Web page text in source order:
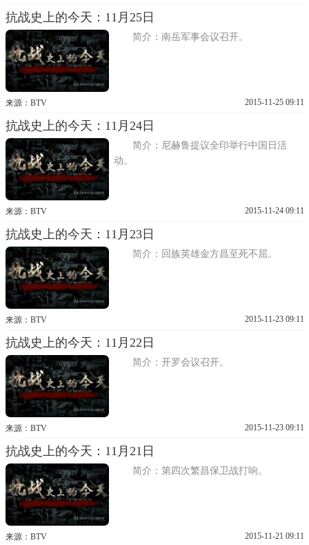
抗战史上的今天：11月25日
简介：南岳军事会议召开。
来源：BTV 2015-11-25 09:11
抗战史上的今天：11月24日
简介：尼赫鲁提议全印举行中国日活
动。
来源：BTV 2015-11-24 09:11
抗战史上的今天：11月23日
简介：回族英雄金方昌至死不屈。
来源：BTV 2015-11-23 09:11
抗战史上的今天：11月22日
简介：开罗会议召开。
来源：BTV 2015-11-23 09:11
抗战史上的今天：11月21日
简介：第四次繁昌保卫战打响。
来源：BTV 2015-11-21 09:11